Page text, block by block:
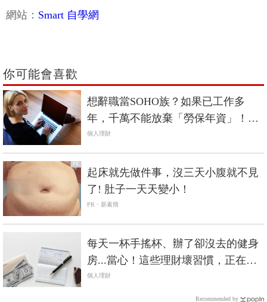
網站： Smart 自學網
你可能會喜歡
想辭職當SOHO族？如果已工作多
年，千萬不能放棄「勞保年資」！該
怎麼做最有利？
個人理財
PR
起床就先做件事，沒三天小腹就不見
了! 肚子一天天變小！
PR・新素簡
每天一杯手搖杯、辦了卻沒去的健身
房...當心！這些理財壞習慣，正在讓
你漏財
個人理財
Recommended by